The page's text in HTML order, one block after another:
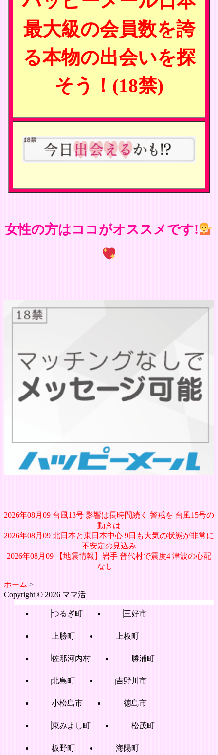
最大級の会員数を誇
る本物の出会いを探
そう！(18禁)
女性の方はココがオススメです!
2026年08月09 台風13号 影響は長時間続く 警戒を 台風15号の
動きは
2026年08月09 北日本と東日本中心 9日も大気の状態が非常に
不安定の見込み
2026年08月09 【地震情報】岩手 普代村で震度4 津波の心配
なし
ホーム >
Copyright © 2026 ママ活
つるぎ町 三好市
上勝町 上板町
佐那河内村 勝浦町
北島町 吉野川市
小松島市 徳島市
東みよし町 松茂町
板野町 海陽町